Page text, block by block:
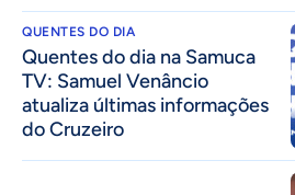
QUENTES DO DIA
Quentes do dia na Samuca
TV: Samuel Venâncio
atualiza últimas informações
do Cruzeiro